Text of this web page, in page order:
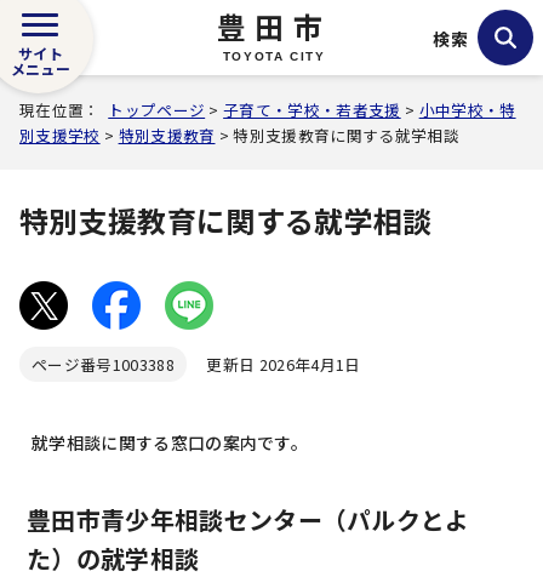
豊田市
TOYOTA CITY
サイト
メニュー
検索
現在位置： トップページ >子育て・学校・若者支援 > 小中学校・特
別支援学校 > 特別支援教育 > 特別支援教育に関する就学相談
特別支援教育に関する就学相談
ページ番号1003388 更新日 2026年4月1日
就学相談に関する窓口の案内です。
豊田市青少年相談センター（パルクとよ
た）の就学相談